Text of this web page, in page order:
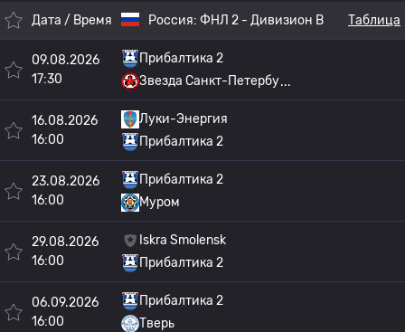
Дата / Время Россия: ФНЛ 2 - Дивизион B Таблица
09.08.2026
17:30
Прибалтика 2
Звезда Санкт-Петербу
16.08.2026
16:00
Луки-Энергия
Прибалтика 2
23.08.2026
16:00
Прибалтика 2
Муром
29.08.2026
16:00
Iskra Smolensk
Прибалтика 2
06.09.2026
16:00
Прибалтика 2
Тверь